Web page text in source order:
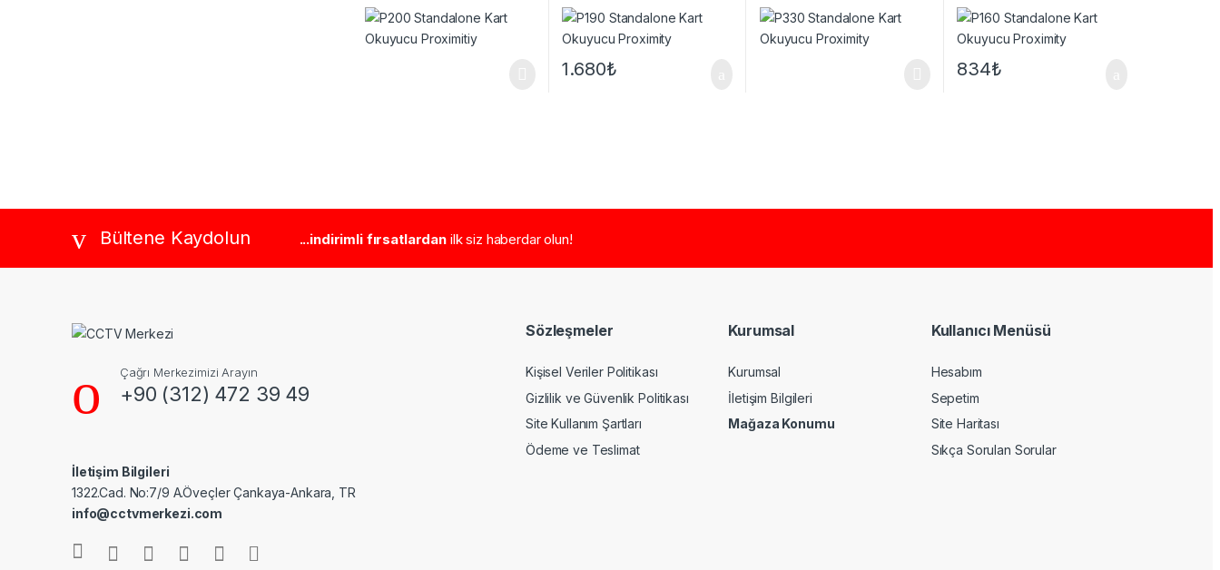
1.680₺ 834₺
Brands CarouselBültene Kaydolun ...indirimli fırsatlardan ilk siz haberdar olun!
Çağrı Merkezimizi Arayın
+90 (312) 472 39 49
İletişim Bilgileri
1322.Cad. No:7/9 A.Öveçler Çankaya-Ankara, TR
info@cctvmerkezi.com
Sözleşmeler
Kişisel Veriler Politikası
Gizlilik ve Güvenlik Politikası
Site Kullanım Şartları
Ödeme ve Teslimat
Kurumsal
Kurumsal
İletişim Bilgileri
Mağaza Konumu
Kullanıcı Menüsü
Hesabım
Sepetim
Site Haritası
Sıkça Sorulan Sorular